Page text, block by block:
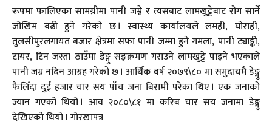
रूपमा फालिएका सामग्रीमा पानी जम्ने र त्यसबाट लामखुट्टेबाट रोग सार्ने
जोखिम बढी हुने गरेको छ । स्वास्थ्य कार्यालयले लमही, घोराही,
तुलसीपुरलगायत बजार क्षेत्रमा सफा पानी जम्मा हुने गमला, पानी ट्याङ्की,
टायर, टिन जस्ता ठाउँमा डेङ्गु सङ्क्रमण गराउने लामखुट्टे पाइने भएकाले
पानी जम्न नदिन आग्रह गरेको छ । आर्थिक वर्ष २०७९\८० मा समुदायमै डेङ्गु
फैलिँदा दुई हजार चार सय पाँच जना बिरामी परेका थिए । एक जनाको
ज्यान गएको थियो । आव २०८०\८१ मा करिब चार सय जनामा डेङ्गु
देखिएको थियो । गोरखापत्र